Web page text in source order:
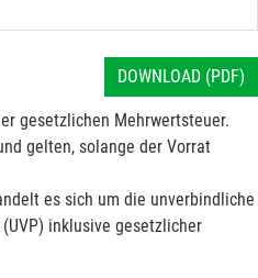
DOWNLOAD (PDF)
gesetzlichen Mehrwertsteuer.
gelten, solange der Vorrat
es sich um die unverbindliche
inklusive gesetzlicher